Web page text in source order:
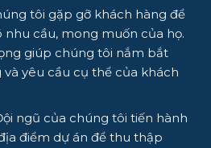
tôi gặp gỡ khách hàng để
nhu cầu, mong muốn của họ.
giúp chúng tôi nắm bắt
yêu cầu cụ thể của khách
ngũ của chúng tôi tiến hành
điểm dự án để thu thập